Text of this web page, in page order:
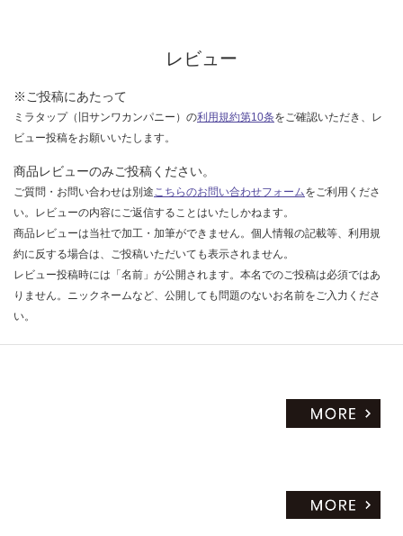
レビュー
※ご投稿にあたって
ミラタップ（旧サンワカンパニー）の利用規約第10条をご確認いただき、レ
ビュー投稿をお願いいたします。
商品レビューのみご投稿ください。
ご質問・お問い合わせは別途こちらのお問い合わせフォームをご利用くださ
い。レビューの内容にご返信することはいたしかねます。
商品レビューは当社で加工・加筆ができません。個人情報の記載等、利用規
約に反する場合は、ご投稿いただいても表示されません。
レビュー投稿時には「名前」が公開されます。本名でのご投稿は必須ではあ
りません。ニックネームなど、公開しても問題のないお名前をご入力くださ
い。